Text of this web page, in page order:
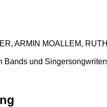
ARMIN MOALLEM,
und